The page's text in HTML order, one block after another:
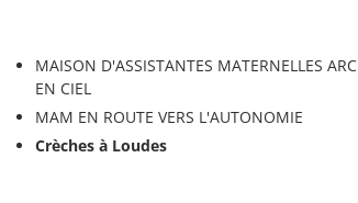
MAISON D'ASSISTANTES MATERNELLES ARC
EN CIEL
MAM EN ROUTE VERS L'AUTONOMIE
Crèches à Loudes